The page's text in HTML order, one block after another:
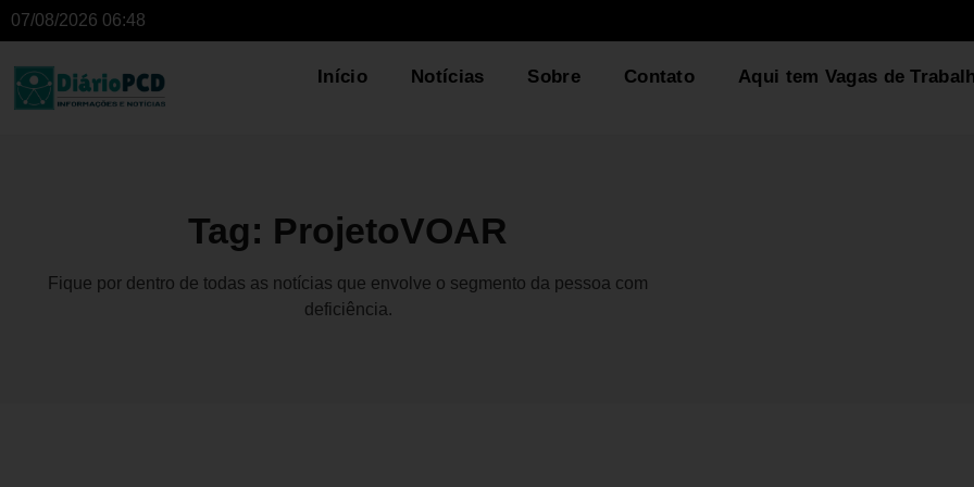
07/08/2026 06:48
Início Notícias Sobre Contato Aqui tem Vagas de
Tag: ProjetoVOAR
Fique por dentro de todas as notícias que envolve o segmento da pessoa com
deficiência.